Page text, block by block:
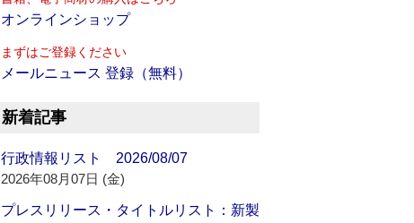
オンラインショップ
まずはご登録ください
メールニュース 登録（無料）
新着記事
行政情報リスト 2026/08/07
2026年08月07日 (金)
プレスリリース・タイトルリスト：新製